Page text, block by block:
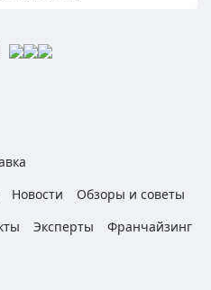
Новости
Обзоры и советы
Эксперты
Франчайзинг